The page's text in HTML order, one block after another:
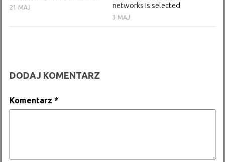
21 MAJ
networks is selected
3 MAJ
DODAJ KOMENTARZ
Komentarz*